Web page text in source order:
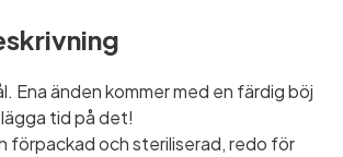
Ena änden kommer med en färdig böj
tid på det!
förpackad och steriliserad, redo för